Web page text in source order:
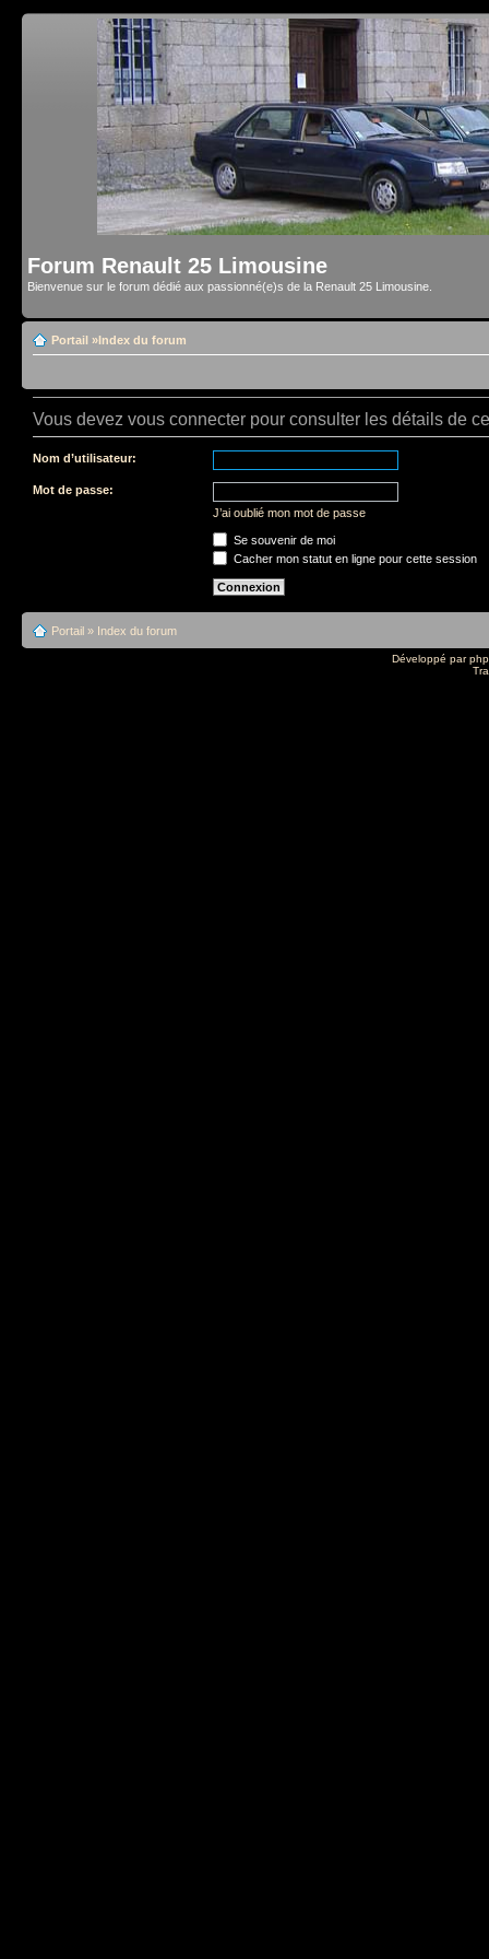
Forum Renault 25 Limousine
Bienvenue sur le forum dédié aux passionné(e)s de la Renault 25 Limousine.
Portail »Index du forum
Vous devez vous connecter pour consulter les détails de
Nom d’utilisateur:
Mot de passe:
J’ai oublié mon mot de passe
Se souvenir de moi
Cacher mon statut en ligne pour cette session
Portail » Index du forum
Développé par